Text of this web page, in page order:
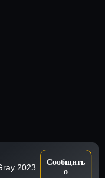
2023
Сообщить
о
Вверх